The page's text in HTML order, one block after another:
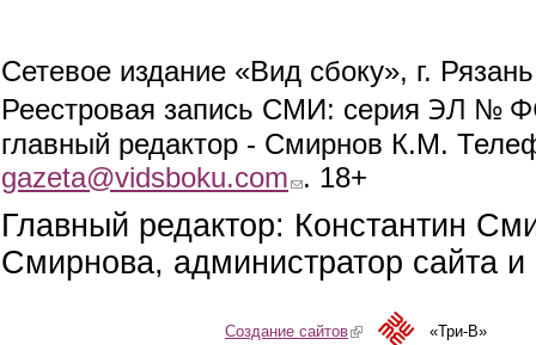
Сетевое издание «Вид сбоку», г.
Реестровая запись СМИ: серия ЭЛ №
главный редактор - Смирнов К.М.
gazeta@vidsboku.com (link sends e-mail)
. 18+
Главный редактор: Константин
Смирнова, администратор сайта
Создание сайтов(link is external)«Три-В»